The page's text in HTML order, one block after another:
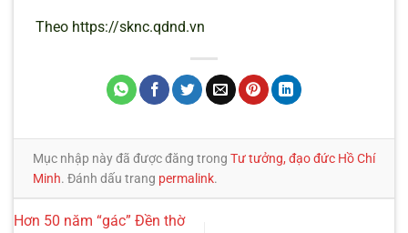
Theo https://sknc.qdnd.vn
Mục nhập này đã được đăng trong Tư tưởng, đạo đức Hồ Chí
Minh. Đánh dấu trang permalink.
Hơn 50 năm “gác” Đền thờ